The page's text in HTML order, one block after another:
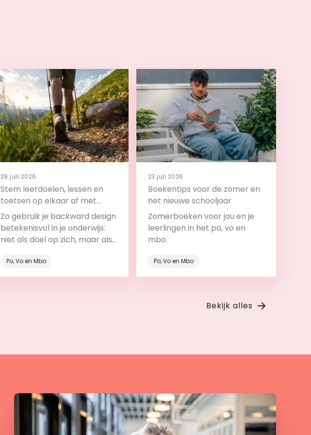
28 juli 2026
Stem leerdoelen, lessen en
toetsen op elkaar af met
backward design
Zo gebruik je backward design
betekenisvol in je onderwijs:
niet als doel op zich, maar als
Po, Vo en Mbo
23 juli 2026
Boekentips voor de zomer en
het nieuwe schooljaar
Zomerboeken voor jou en je
leerlingen in het po, vo en
mbo.
Po, Vo en Mbo
Bekijk alles